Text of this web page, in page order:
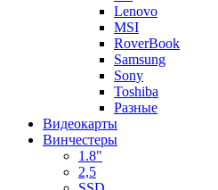
Lenovo
MSI
RoverBook
Samsung
Sony
Toshiba
Разные
Видеокарты
Винчестеры
1.8"
2,5